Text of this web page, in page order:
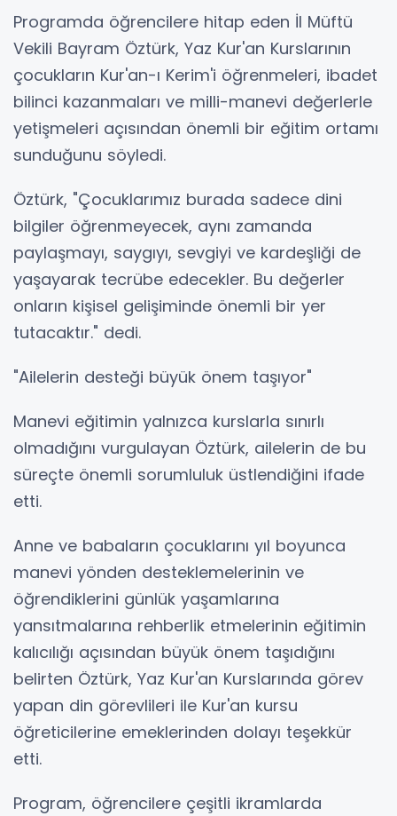
Programda öğrencilere hitap eden İl Müftü
Vekili Bayram Öztürk, Yaz Kur'an Kurslarının
çocukların Kur'an-ı Kerim'i öğrenmeleri, ibadet
bilinci kazanmaları ve milli-manevi değerlerle
yetişmeleri açısından önemli bir eğitim ortamı
sunduğunu söyledi.
Öztürk, "Çocuklarımız burada sadece dini
bilgiler öğrenmeyecek, aynı zamanda
paylaşmayı, saygıyı, sevgiyi ve kardeşliği de
yaşayarak tecrübe edecekler. Bu değerler
onların kişisel gelişiminde önemli bir yer
tutacaktır." dedi.
"Ailelerin desteği büyük önem taşıyor"
Manevi eğitimin yalnızca kurslarla sınırlı
olmadığını vurgulayan Öztürk, ailelerin de bu
süreçte önemli sorumluluk üstlendiğini ifade
etti.
Anne ve babaların çocuklarını yıl boyunca
manevi yönden desteklemelerinin ve
öğrendiklerini günlük yaşamlarına
yansıtmalarına rehberlik etmelerinin eğitimin
kalıcılığı açısından büyük önem taşıdığını
belirten Öztürk, Yaz Kur'an Kurslarında görev
yapan din görevlileri ile Kur'an kursu
öğreticilerine emeklerinden dolayı teşekkür
etti.
Program, öğrencilere çeşitli ikramlarda